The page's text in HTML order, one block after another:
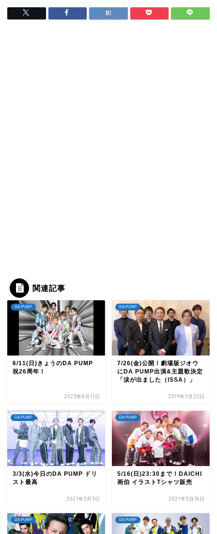
関連記事
DA PUMP
6/11(日)きょうのDA PUMP
祝26周年！
2023年6月11日
DA PUMP
7/26(金)公開！劇場版ジオウ
にDA PUMP出演&主題歌決定
「涙が出ました（ISSA）」
2019年5月25日
DA PUMP
3/3(水)今日のDA PUMP ドリ
スト最高
2021年3月3日
DA PUMP
5/16(日)23:30まで！DAICHI
画伯 イラストTシャツ販売
2021年5月16日
DA PUMP DA PUMP